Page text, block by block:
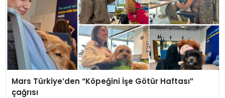
Mars Türkiye’den “Köpeğini İşe Götür Haftası”
çağrısı